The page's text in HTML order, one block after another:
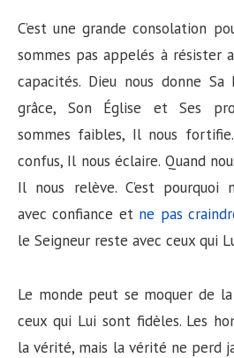
C’est une grande consolation
sommes pas appelés à résister
capacités. Dieu nous donne Sa
grâce, Son Église et Ses
sommes faibles, Il nous
confus, Il nous éclaire. Quand
Il nous relève. C’est pourquoi
avec confiance et ne pas
le Seigneur reste avec ceux qui
Le monde peut se moquer de
ceux qui Lui sont fidèles. Les
la vérité, mais la vérité ne perd